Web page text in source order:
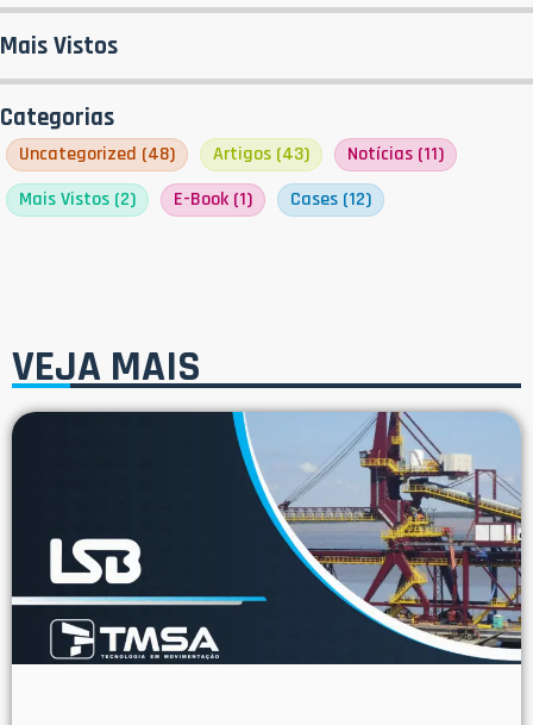
Mais Vistos
Categorias
Uncategorized (48) Artigos (43) Notícias (11)
Mais Vistos (2) E-Book (1) Cases (12)
VEJA MAIS